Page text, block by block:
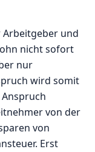
und
nicht sofort
nur
wird somit
von der
von
Erst